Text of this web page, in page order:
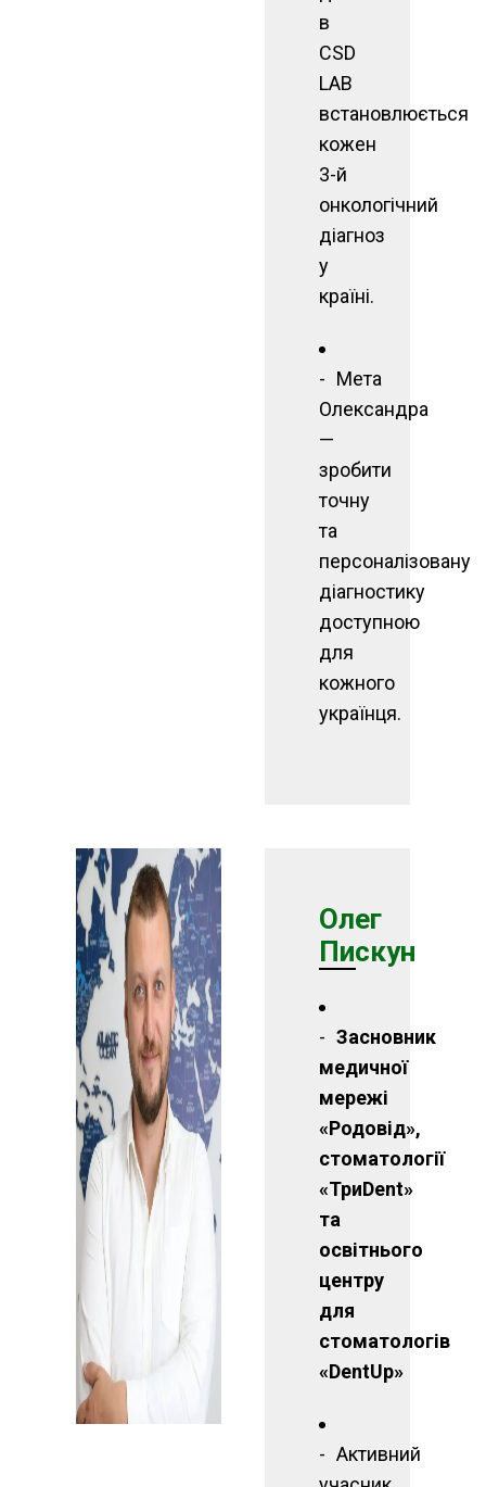
в
CSD
LAB
встановлюється
кожен
3-й
онкологічний
діагноз
у
країні.
Мета
Олександра
—
зробити
точну
та
персоналізовану
діагностику
доступною
для
кожного
українця.
Олег
Пискун
Засновник
медичної
мережі
«Родовід»,
стоматології
«ТриDent»
та
освітнього
центру
для
стоматологів
«DentUp»
Активний